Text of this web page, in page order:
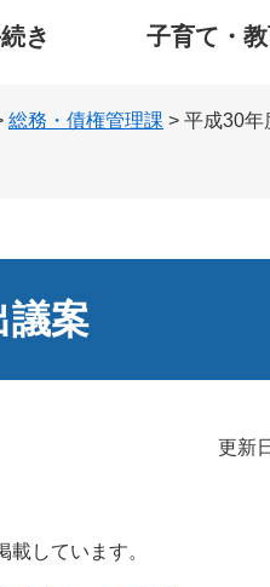
き 子育て・
総務・債権管理課 > 平成30
案
更新
しています。